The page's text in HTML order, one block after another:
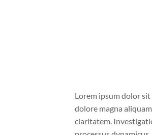
Lorem ipsum dolor
dolore magna
claritatem.